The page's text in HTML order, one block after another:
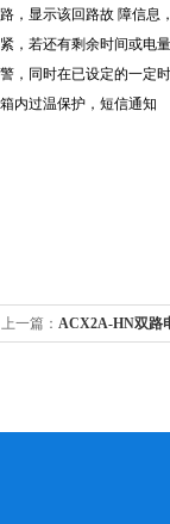
路，显示该回路故 障信息
紧，若还有剩余时间或电
警，同时在已设定的一定
箱内过温保护，短信通知
上一篇： ACX2A-HN双路